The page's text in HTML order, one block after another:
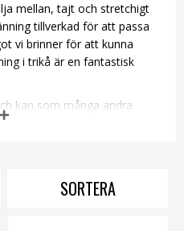
mellan, tajt och stretchigt
tillverkad för att passa
vi brinner för att kunna
i trikå är en fantastisk
kan som många andra
och vardag beroende på bla.
ska du veta att vi levererar
SORTERA